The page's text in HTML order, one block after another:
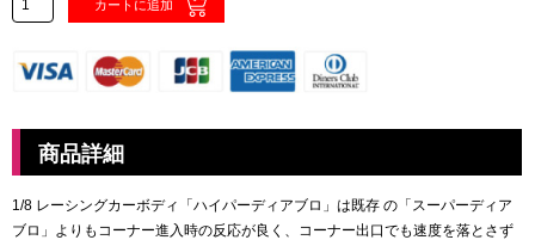
商品詳細
1/8 レーシングカーボディ「ハイパーディアブロ」は既存 の「スーパーディア
ブロ」よりもコーナー進入時の反応が良く、コーナー出口でも速度を落とさず